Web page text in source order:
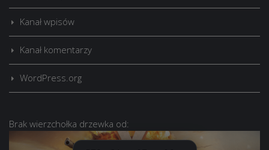
Kanał wpisów
Kanał komentarzy
WordPress.org
Brak wierzchołka drzewka od: